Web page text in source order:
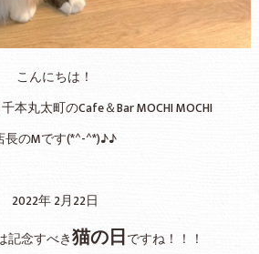
こんにちは！
本丸太町のCafe＆Bar MOCHI MOCHI
長のMです(*^-^*)♪♪
2022年 2月22日
記念すべき猫の日ですね！！！